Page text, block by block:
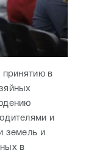
принятию в
и
земель и
в